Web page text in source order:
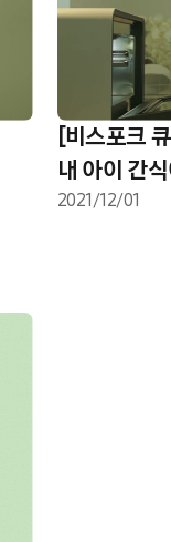
[비스포크
내 아이 간
2021/12/01